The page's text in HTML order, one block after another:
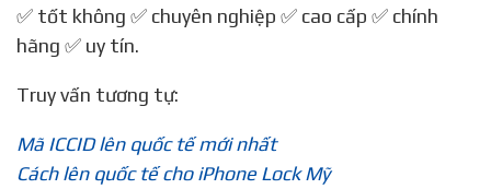
✅ tốt không ✅ chuyên nghiệp ✅ cao cấp ✅ chính
hãng ✅ uy tín.
Truy vấn tương tự:
Mã ICCID lên quốc tế mới nhất
Cách lên quốc tế cho iPhone Lock Mỹ